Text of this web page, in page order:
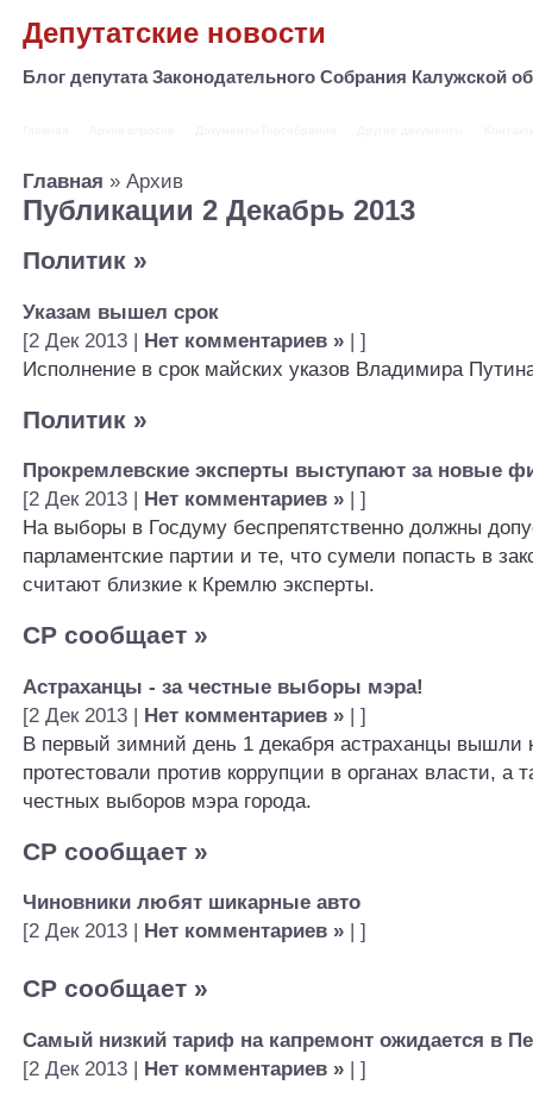
Депутатские новости
Блог депутата Законодательного Собрания Калужской
Главная » Архив
Публикации 2 Декабрь 2013
Политик »
Указам вышел срок
[2 Дек 2013 | Нет комментариев » | ]
Исполнение в срок майских указов Владимира
Политик »
Прокремлевские эксперты выступают за новые
[2 Дек 2013 | Нет комментариев » | ]
На выборы в Госдуму беспрепятственно должны
парламентские партии и те, что сумели попасть в
считают близкие к Кремлю эксперты.
СР сообщает »
Астраханцы - за честные выборы мэра!
[2 Дек 2013 | Нет комментариев » | ]
В первый зимний день 1 декабря астраханцы вышли
протестовали против коррупции в органах власти, а
честных выборов мэра города.
СР сообщает »
Чиновники любят шикарные авто
[2 Дек 2013 |
Нет комментариев » | ]
СР сообщает »
Самый низкий тариф на капремонт ожидается в
[2 Дек 2013 | Нет комментариев » | ]